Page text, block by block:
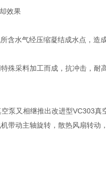
效果
含水气经压缩凝结成水点，造
殊采料加工而成，抗冲击，耐
泵又相继推出改进型VC303真
带动主轴旋转，散热风扇转动